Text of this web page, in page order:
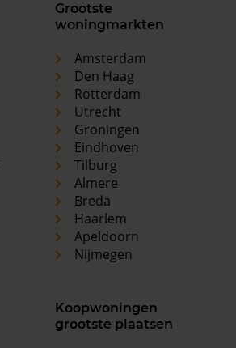
Grootste
woningmarkten
Amsterdam
Den Haag
Rotterdam
Utrecht
Groningen
Eindhoven
Tilburg
Almere
Breda
Haarlem
Apeldoorn
Nijmegen
Koopwoningen
grootste plaatsen